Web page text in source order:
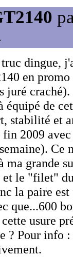
dingue,
en
juré
de
stabilité et
2009
ma grande
le "filet"
la paire
que...600
usure
? Pour info